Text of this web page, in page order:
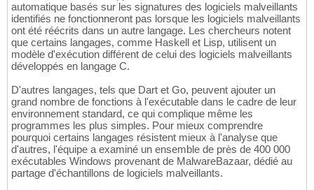
automatique basés sur les signatures des logiciels malveillants
identifiés ne fonctionneront pas lorsque les logiciels malveillants
ont été réécrits dans un autre langage. Les chercheurs notent
que certains langages, comme Haskell et Lisp, utilisent un
modèle d'exécution différent de celui des logiciels malveillants
développés en langage C.
D'autres langages, tels que Dart et Go, peuvent ajouter un
grand nombre de fonctions à l'exécutable dans le cadre de leur
environnement standard, ce qui complique même les
programmes les plus simples. Pour mieux comprendre
pourquoi certains langages résistent mieux à l'analyse que
d'autres, l'équipe a examiné un ensemble de près de 400 000
exécutables Windows provenant de MalwareBazaar, dédié au
partage d'échantillons de logiciels malveillants.